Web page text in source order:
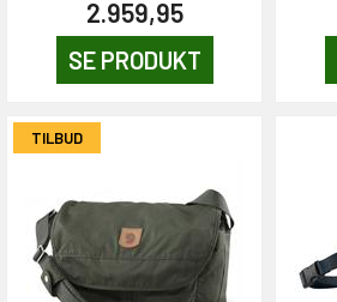
2.959,95
SE PRODUKT
TILBUD